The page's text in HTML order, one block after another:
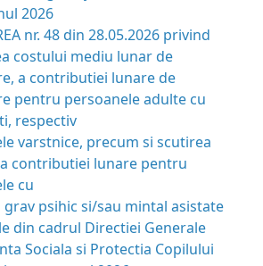
2026
nr. 48 din 28.05.2026 privind
costului mediu lunar de
a contributiei lunare de
pentru persoanele adulte cu
respectiv
varstnice, precum si scutirea
contributiei lunare pentru
cu
grav psihic si/sau mintal asistate
din cadrul Directiei Generale
Sociala si Protectia Copilului